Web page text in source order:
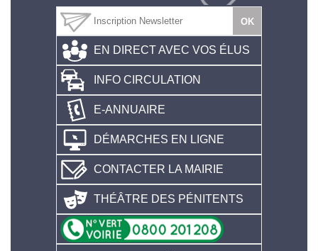
EN DIRECT AVEC VOS ÉLUS
INFO CIRCULATION
E-ANNUAIRE
DÉMARCHES EN LIGNE
CONTACTER LA MAIRIE
THÉÂTRE DES PÉNITENTS